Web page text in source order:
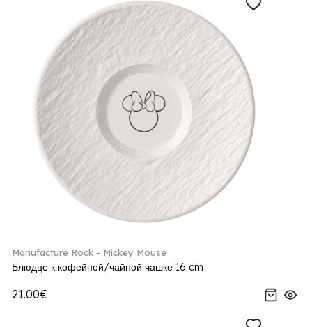
Manufacture Rock - Mickey Mouse
Блюдце к кофейной/чайной чашке 16 cm
21.00€